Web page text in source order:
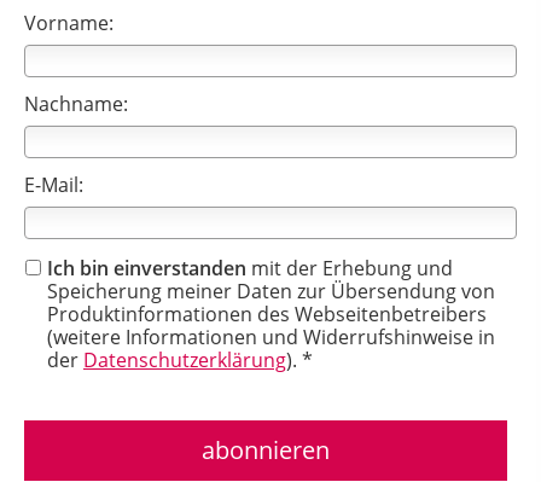
Vorname:
Nachname:
E-Mail:
Ich bin einverstanden mit der Erhebung und
Speicherung meiner Daten zur Übersendung von
Produktinformationen des Webseitenbetreibers
(weitere Informationen und Widerrufshinweise in
der Datenschutzerklärung). *